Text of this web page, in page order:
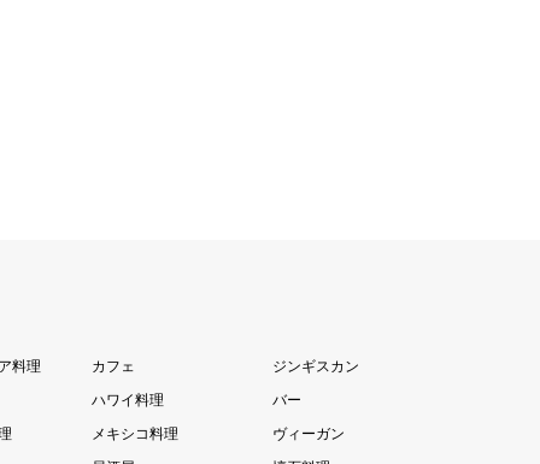
料理 カフェ
ジンギスカン
ハワイ料理
バー
メキシコ料理
ヴィーガン